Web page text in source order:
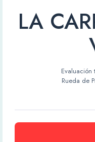
LA
Evaluación
Rueda de